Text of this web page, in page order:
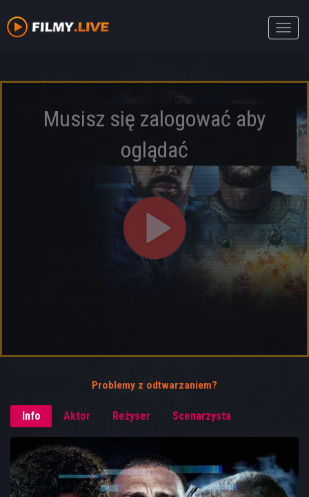
Toggle
Musisz się zalogować aby
oglądać
Problemy z odtwarzaniem?
Info Aktor Reżyser Scenarzysta